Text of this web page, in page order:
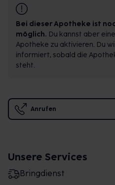
Bei dieser Apotheke ist
möglich. Du kannst aber
Apotheke zu aktivieren. Du
informiert, sobald die
steht.
Anrufen
Unsere Services
Bringdienst